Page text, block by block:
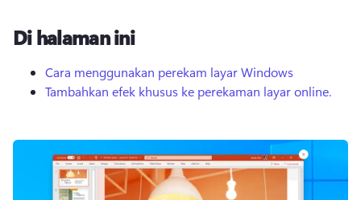
Coba gratis
Di halaman ini
Cara menggunakan perekam layar Windows
Tambahkan efek khusus ke perekaman layar online.